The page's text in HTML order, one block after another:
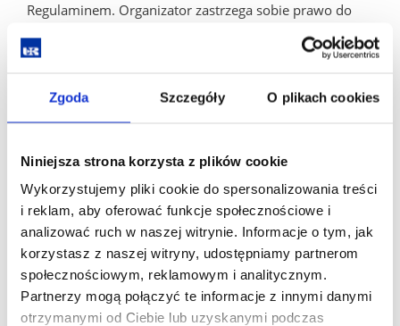
Zgoda Szczegóły O plikach cookies
Niniejsza strona korzysta z plików cookie
Wykorzystujemy pliki cookie do spersonalizowania treści
i reklam, aby oferować funkcje społecznościowe i
analizować ruch w naszej witrynie. Informacje o tym, jak
korzystasz z naszej witryny, udostępniamy partnerom
społecznościowym, reklamowym i analitycznym.
Partnerzy mogą połączyć te informacje z innymi danymi
otrzymanymi od Ciebie lub uzyskanymi podczas
Regulaminem. Organizator zastrzega sobie prawo do
dyskwalifikacji uczestników, którzy postępują niezgodnie
z Regulaminem.
Organizator Warsztatów:
Organizator dba o prawidłowy przebieg Warsztatów.
Organizatora reprezentuje Komitet Organizacyjny, któremu
podlegają inne osoby wyznaczone do obsługi Warsztatów.
Decyzje i polecenia wydane przez Koordynatora oraz
obsługę warsztatów są wiążące dla wszystkich uczestników
Warsztatów.